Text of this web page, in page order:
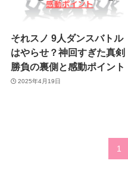
それスノ 9人ダンスバトル
はやらせ？神回すぎた真剣
勝負の裏側と感動ポイント
2025年4月19日
1